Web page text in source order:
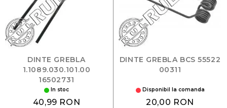
DINTE GREBLA
1.1089.030.101.00
16502731
In stoc
40,99 RON
DINTE GREBLA BCS 55522
00311
Disponibil la comanda
20,00 RON